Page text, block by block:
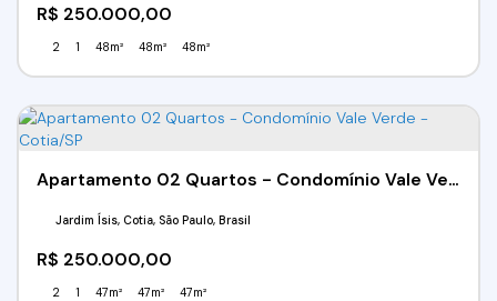
R$ 250.000,00
2 1 48m² 48m² 48m²
Apartamento 02 Quartos - Condomínio Vale Verde - Cotia/SP
R$ 250.000,00
Jardim Ísis, Cotia, São Paulo, Brasil
2 1 47m² 47m² 47m²